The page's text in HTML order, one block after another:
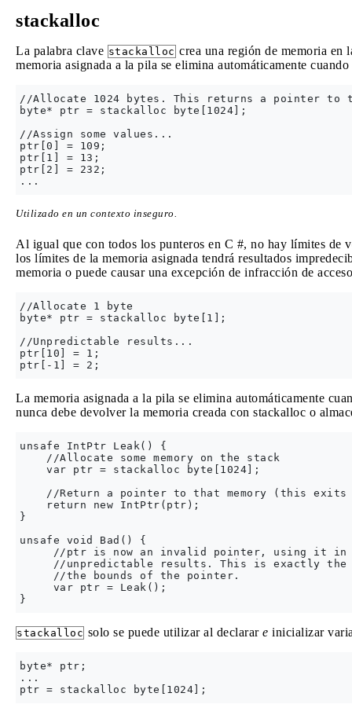
stackalloc
La palabra clave stackalloc crea una región de memoria en
memoria asignada a la pila se elimina automáticamente
//Allocate 1024 bytes. This returns a pointer
byte* ptr = stackalloc byte[1024];
//Assign some values...
ptr[0] = 109;
ptr[1] = 13;
ptr[2] = 232;
Utilizado en un contexto inseguro.
Al igual que con todos los punteros en C #, no hay límites de
los límites de la memoria asignada tendrá resultados
memoria o puede causar una excepción de infracción de
//Allocate 1 byte
byte* ptr = stackalloc byte[1];
//Unpredictable results...
ptr[10] = 1;
La memoria asignada a la pila se elimina automáticamente
nunca debe devolver la memoria creada con stackalloc o
unsafe IntPtr Leak() {
    //Allocate some memory on the stack
    var ptr = stackalloc byte[1024];
//Return a pointer to that memory (this exits
    return new IntPtr(ptr);
}
unsafe void Bad() {
//ptr is now an invalid pointer, using it in
//unpredictable results. This is exactly the
     //the bounds of the pointer.
     var ptr = Leak();
stackalloc solo se puede utilizar al declarar e inicializar
byte* ptr;
...